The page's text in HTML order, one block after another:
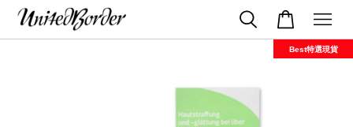
Best特選現貨